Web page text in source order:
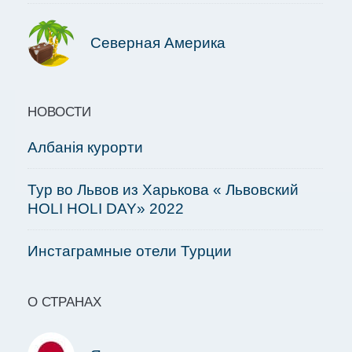
Северная Америка
НОВОСТИ
Албанія курорти
Тур во Львов из Харькова « Львовский
HOLI HOLI DAY» 2022
Инстаграмные отели Турции
О СТРАНАХ